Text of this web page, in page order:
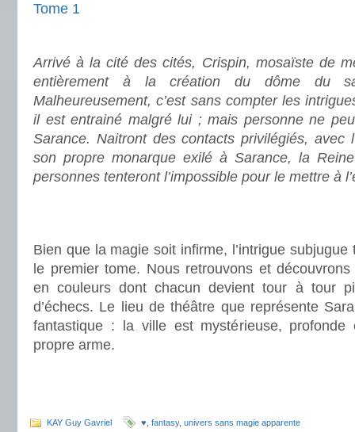
Tome 1
Arrivé à la cité des cités, Crispin, mosaïste de
entièrement à la création du dôme du
Malheureusement, c’est sans compter les
il est entrainé malgré lui ; mais personne ne
Sarance. Naitront des contacts privilégiés, avec
son propre monarque exilé à Sarance, la
personnes tenteront l’impossible pour le mettre à
Bien que la magie soit infirme, l’intrigue
le premier tome. Nous retrouvons et
en couleurs dont chacun devient tour à tour
d’échecs. Le lieu de théâtre que représente
fantastique : la ville est mystérieuse, profonde
propre arme.
KAY Guy Gavriel ♥ fantasy, univers sans magie apparente